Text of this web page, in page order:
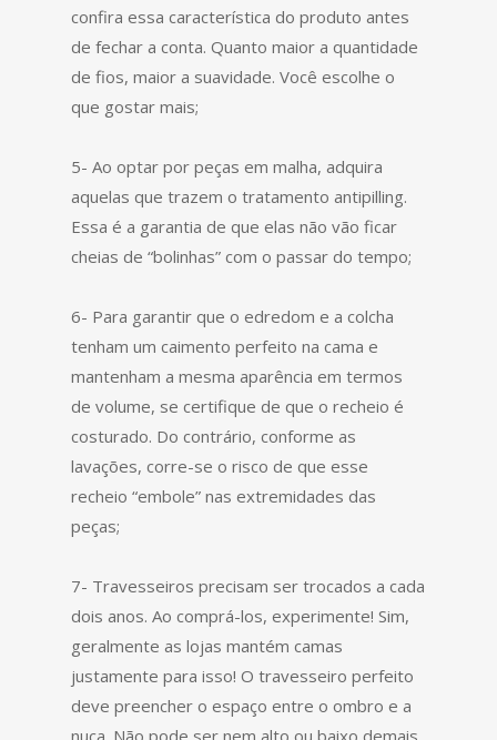
confira essa característica do produto antes
de fechar a conta. Quanto maior a quantidade
de fios, maior a suavidade. Você escolhe o
que gostar mais;
5- Ao optar por peças em malha, adquira
aquelas que trazem o tratamento antipilling.
Essa é a garantia de que elas não vão ficar
cheias de “bolinhas” com o passar do tempo;
6- Para garantir que o edredom e a colcha
tenham um caimento perfeito na cama e
mantenham a mesma aparência em termos
de volume, se certifique de que o recheio é
costurado. Do contrário, conforme as
lavações, corre-se o risco de que esse
recheio “embole” nas extremidades das
peças;
7- Travesseiros precisam ser trocados a cada
dois anos. Ao comprá-los, experimente! Sim,
geralmente as lojas mantém camas
justamente para isso! O travesseiro perfeito
deve preencher o espaço entre o ombro e a
nuca. Não pode ser nem alto ou baixo demais,